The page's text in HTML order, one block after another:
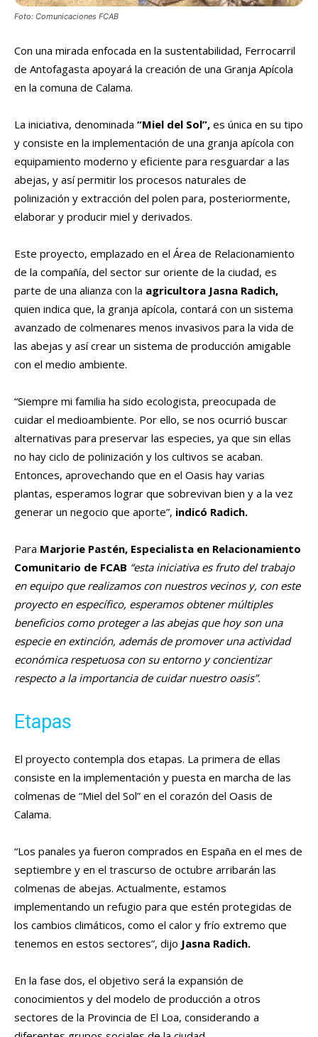
Foto: Comunicaciones FCAB
Con una mirada enfocada en la sustentabilidad, Ferrocarril
de Antofagasta apoyará la creación de una Granja Apícola
en la comuna de Calama.
La iniciativa, denominada “Miel del Sol”, es única en su tipo
y consiste en la implementación de una granja apícola con
equipamiento moderno y eficiente para resguardar a las
abejas, y así permitir los procesos naturales de
polinización y extracción del polen para, posteriormente,
elaborar y producir miel y derivados.
Este proyecto, emplazado en el Área de Relacionamiento
de la compañía, del sector sur oriente de la ciudad, es
parte de una alianza con la agricultora Jasna Radich,
quien indica que, la granja apícola, contará con un sistema
avanzado de colmenares menos invasivos para la vida de
las abejas y así crear un sistema de producción amigable
con el medio ambiente.
“Siempre mi familia ha sido ecologista, preocupada de
cuidar el medioambiente. Por ello, se nos ocurrió buscar
alternativas para preservar las especies, ya que sin ellas
no hay ciclo de polinización y los cultivos se acaban.
Entonces, aprovechando que en el Oasis hay varias
plantas, esperamos lograr que sobrevivan bien y a la vez
generar un negocio que aporte”, indicó Radich.
Para Marjorie Pastén, Especialista en Relacionamiento
Comunitario de FCAB “esta iniciativa es fruto del trabajo
en equipo que realizamos con nuestros vecinos y, con este
proyecto en específico, esperamos obtener múltiples
beneficios como proteger a las abejas que hoy son una
especie en extinción, además de promover una actividad
económica respetuosa con su entorno y concientizar
respecto a la importancia de cuidar nuestro oasis”.
Etapas
El proyecto contempla dos etapas. La primera de ellas
consiste en la implementación y puesta en marcha de las
colmenas de “Miel del Sol” en el corazón del Oasis de
Calama.
“Los panales ya fueron comprados en España en el mes de
septiembre y en el trascurso de octubre arribarán las
colmenas de abejas. Actualmente, estamos
implementando un refugio para que estén protegidas de
los cambios climáticos, como el calor y frío extremo que
tenemos en estos sectores”, dijo Jasna Radich.
En la fase dos, el objetivo será la expansión de
conocimientos y del modelo de producción a otros
sectores de la Provincia de El Loa, considerando a